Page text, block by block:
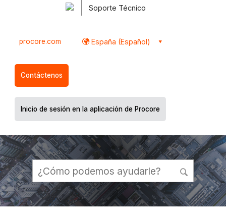
Soporte Técnico
procore.com España (Español)
Contáctenos
Inicio de sesión en la aplicación de Procore